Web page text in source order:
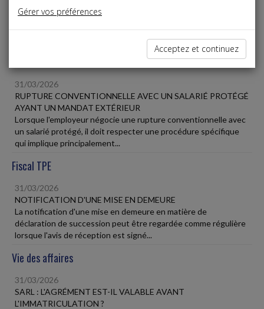
Liste des dernières dépêches
31/03/2026
RUPTURE CONVENTIONNELLE AVEC UN SALARIÉ PROTÉGÉ
AYANT UN MANDAT EXTÉRIEUR
Lorsque l'employeur négocie une rupture conventionnelle avec
un salarié protégé, il doit respecter une procédure spécifique
qui implique principalement...
Fiscal TPE
31/03/2026
NOTIFICATION D'UNE MISE EN DEMEURE
La notification d'une mise en demeure en matière de
déclaration de succession peut être regardée comme régulière
lorsque l'avis de réception est signé...
Vie des affaires
31/03/2026
SARL : L'AGRÉMENT EST-IL VALABLE AVANT
L'IMMATRICULATION ?
Gérer vos préférences
Acceptez et continuez